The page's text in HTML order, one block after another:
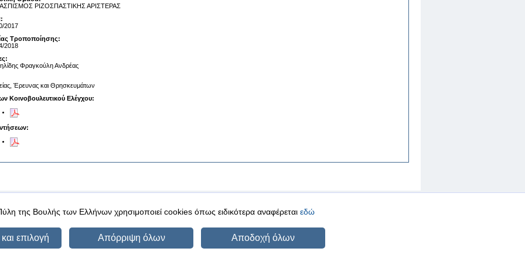
ΡΙΖΟΣΠΑΣΤΙΚΗΣ ΑΡΙΣΤΕΡΑΣ
2017
Τροποποίησης:
2018
Φραγκούλη Ανδρέας
Έρευνας και Θρησκευμάτων
Κοινοβουλευτικού Ελέγχου:
δεδομένα |Ασφάλεια & Πρόσβαση
της Βουλής των Ελλήνων χρησιμοποιεί cookies όπως ειδικότερα αναφέρεται εδώ
επιλογή Απόρριψη όλων Αποδοχή όλων